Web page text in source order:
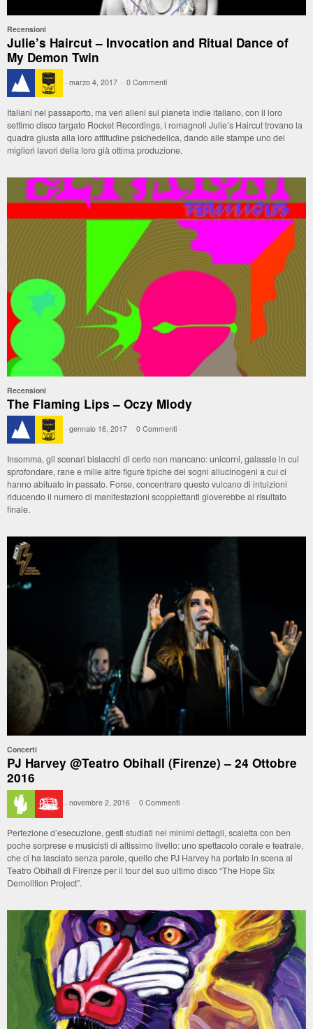
Recensioni
Julie’s Haircut – Invocation and Ritual Dance of
My Demon Twin
· marzo 4, 2017 · 0 Commenti ·
Italiani nel passaporto, ma veri alieni sul pianeta indie italiano, con il loro
settimo disco targato Rocket Recordings, i romagnoli Julie’s Haircut trovano la
quadra giusta alla loro attitudine psichedelica, dando alle stampe uno dei
migliori lavori della loro già ottima produzione.
Recensioni
The Flaming Lips – Oczy Mlody
· gennaio 16, 2017 · 0 Commenti ·
Insomma, gli scenari bislacchi di certo non mancano: unicorni, galassie in cui
sprofondare, rane e mille altre figure tipiche dei sogni allucinogeni a cui ci
hanno abituato in passato. Forse, concentrare questo vulcano di intuizioni
riducendo il numero di manifestazioni scoppiettanti gioverebbe al risultato
finale.
Concerti
PJ Harvey @Teatro Obihall (Firenze) – 24 Ottobre
2016
· novembre 2, 2016 · 0 Commenti ·
Perfezione d’esecuzione, gesti studiati nei minimi dettagli, scaletta con ben
poche sorprese e musicisti di altissimo livello: uno spettacolo corale e teatrale,
che ci ha lasciato senza parole, quello che PJ Harvey ha portato in scena al
Teatro Obihall di Firenze per il tour del suo ultimo disco “The Hope Six
Demolition Project”.